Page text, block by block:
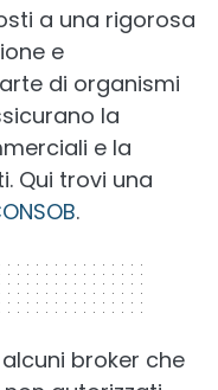
a una rigorosa
e
di organismi
la
e la
Qui trovi una
.
broker che